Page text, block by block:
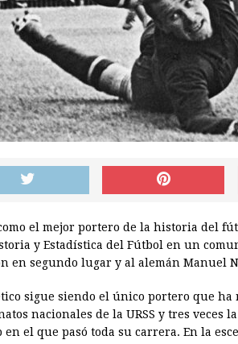
el mejor portero de la historia del
y Estadística del Fútbol en un
en segundo lugar y al alemán Manuel
sigue siendo el único portero que ha
nacionales de la URSS y tres veces
el que pasó toda su carrera. En la